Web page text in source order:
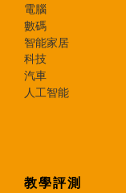
電腦
數碼
智能家居
科技
汽車
人工智能
教學評測